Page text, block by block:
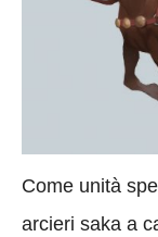
Come unità
arcieri saka a